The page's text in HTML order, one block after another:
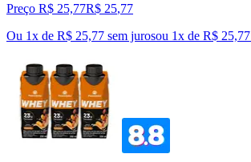
Preço R$ 25,77R$ 25,77
Ou 1x de R$ 25,77 sem jurosou 1x de R$ 25,77